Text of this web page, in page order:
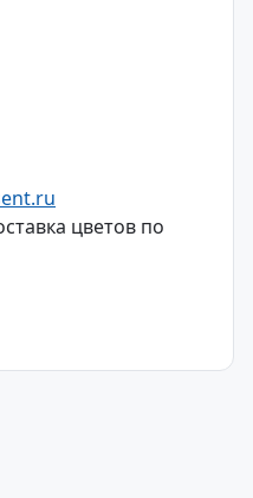
цветов по